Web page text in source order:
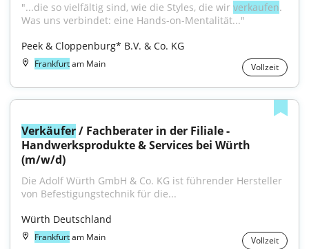
"...die so vielfältig sind, wie die Styles, die wir verkaufen.
Was uns verbindet: eine Hands-on-Mentalität..."
Peek & Cloppenburg* B.V. & Co. KG
Frankfurtam Main Vollzeit
Verkäufer / Fachberater in der Filiale -
Handwerksprodukte & Services bei Würth
(m/w/d)
Die Adolf Würth GmbH & Co. KG ist führender Hersteller
von Befestigungstechnik für die...
Würth Deutschland
Frankfurtam Main Vollzeit